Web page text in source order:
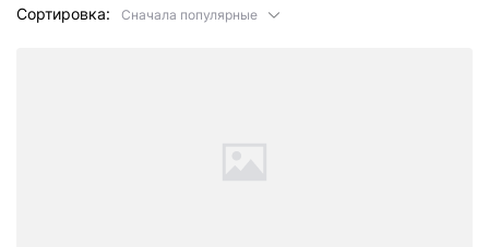
Сортировка: Сначала популярные